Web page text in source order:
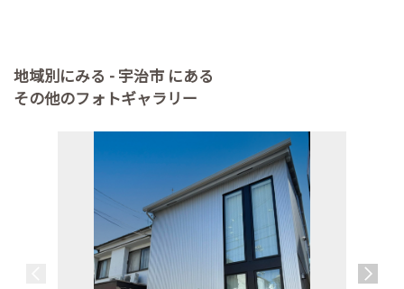
地域別にみる - 宇治市 にある
その他のフォトギャラリー